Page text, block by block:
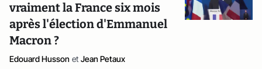
vraiment la France six mois
après l'élection d'Emmanuel
Macron ?
Edouard Husson et Jean Petaux